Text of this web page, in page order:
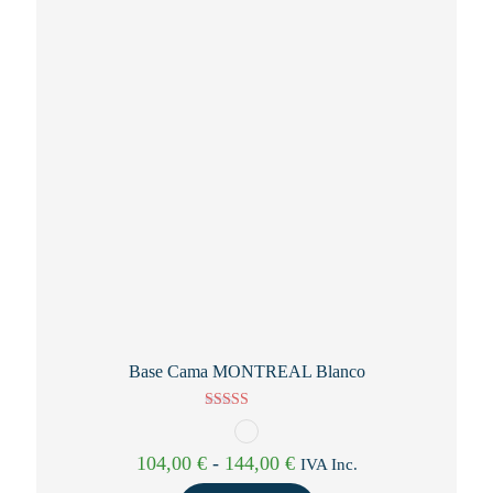
Base Cama MONTREAL Blanco
de 5
104,00 € - 144,00 €Rango
de
IVA Inc.